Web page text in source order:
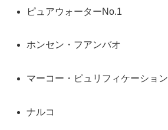
ピュアウォーターNo.1
ホンセン・フアンバオ
マーコー・ピュリフィケーション
ナルコ